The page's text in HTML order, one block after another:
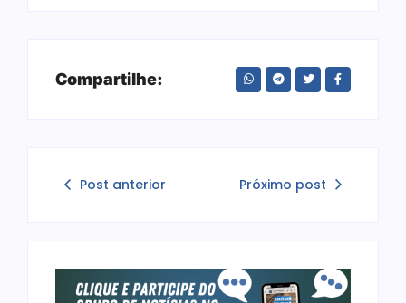
Compartilhe:
Post anterior Próximo post